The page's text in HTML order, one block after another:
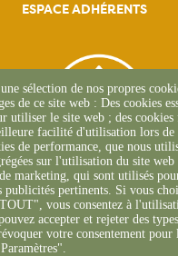
ESPACE ADHÉRENTS
265 Rue Becquerel
62750 Loos-En-Gohelle
+33(0)3 21 08 62 90
sélection de nos propres
de ce site web : Des cookies
utiliser le site web ; des
facilité d'utilisation lors
de performance, que nous
sur l'utilisation du site web
marketing, qui sont utilisés
publicités pertinents. Si vous
vous consentez à
accepter et rejeter des
votre consentement pour